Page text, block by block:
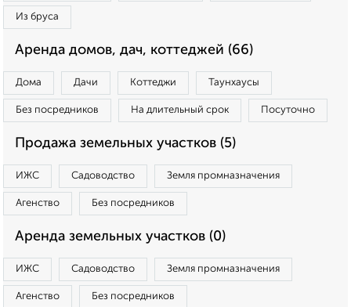
Из бруса
Аренда домов, дач, коттеджей (66)
Дома Дачи Коттеджи Таунхаусы
Без посредников На длительный срок Посуточно
Продажа земельных участков (5)
ИЖС Садоводство Земля промназначения
Агенство Без посредников
Аренда земельных участков (0)
ИЖС Садоводство Земля промназначения
Агенство Без посредников